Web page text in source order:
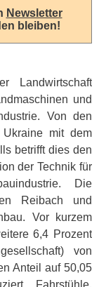
Newsletter
bleiben!
Landwirtschaft
und
Von den
mit dem
betrifft dies den
der Technik für
Die
Reibach und
Vor kurzem
6,4 Prozent
von
Anteil auf 50,05
Fahrstühle,